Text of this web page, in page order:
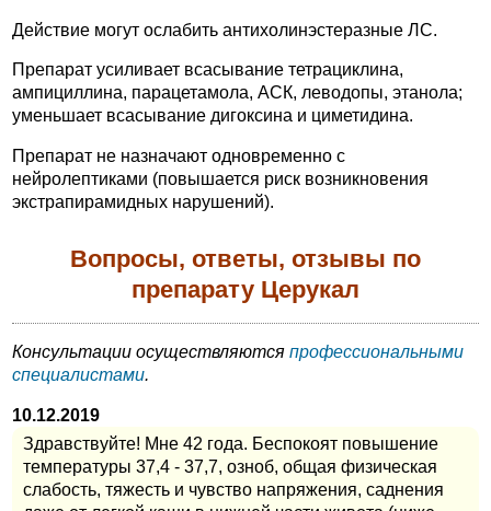
Действие могут ослабить антихолинэстеразные ЛС.
Препарат усиливает всасывание тетрациклина,
ампициллина, парацетамола, АСК, леводопы, этанола;
уменьшает всасывание дигоксина и циметидина.
Препарат не назначают одновременно с
нейролептиками (повышается риск возникновения
экстрапирамидных нарушений).
Вопросы, ответы, отзывы по
препарату Церукал
Консультации осуществляются профессиональными
специалистами.
10.12.2019
Здравствуйте! Мне 42 года. Беспокоят повышение
температуры 37,4 - 37,7, озноб, общая физическая
слабость, тяжесть и чувство напряжения, саднения